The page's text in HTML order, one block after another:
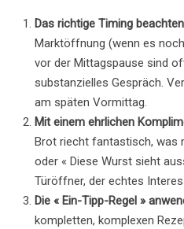
Das richtige Timing
Marktöffnung (wenn es
vor der Mittagspause sind
substanzielles Gespräch.
am späten Vormittag.
Mit einem ehrlichen
Brot riecht fantastisch, was
oder « Diese Wurst sieht
Türöffner, der echtes
Die « Ein-Tipp-Regel »
kompletten, komplexen